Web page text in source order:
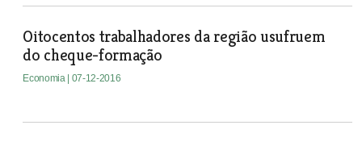
Oitocentos trabalhadores da região usufruem
do cheque-formação
Economia | 07-12-2016